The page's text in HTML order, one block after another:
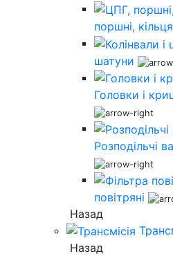
поршні,
шатуни
Головки і
Розподільчі
повітряні
Назад
Назад